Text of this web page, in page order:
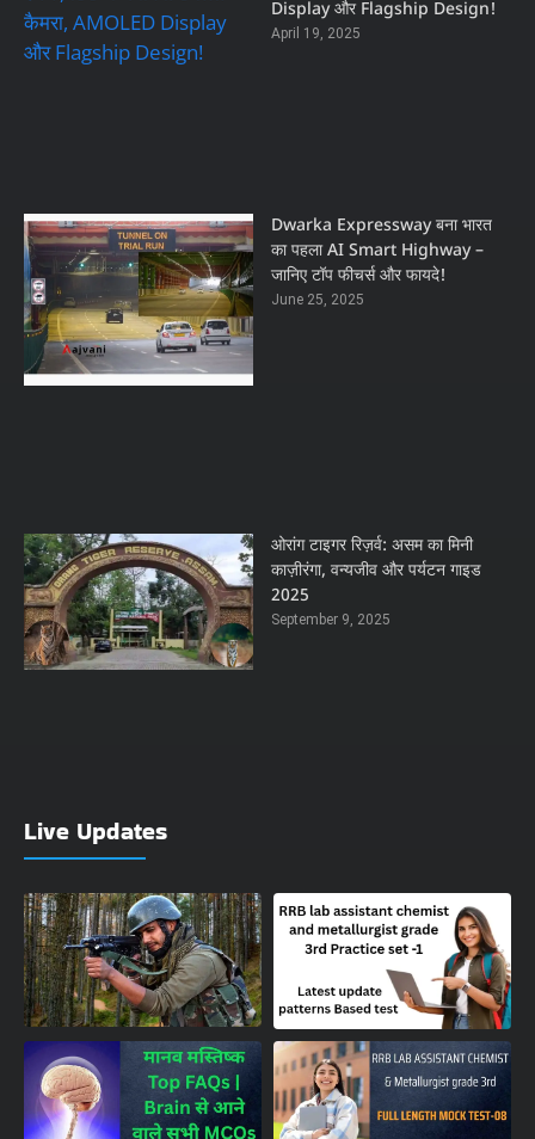
Display और Flagship Design!
April 19, 2025
Dwarka Expressway बना भारत
का पहला AI Smart Highway –
जानिए टॉप फीचर्स और फायदे!
June 25, 2025
ओरांग टाइगर रिज़र्व: असम का मिनी
काज़ीरंगा, वन्यजीव और पर्यटन गाइड
2025
September 9, 2025
Live Updates